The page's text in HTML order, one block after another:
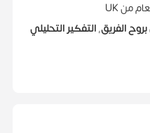
منUK
الفريق,التفكير التحليلي